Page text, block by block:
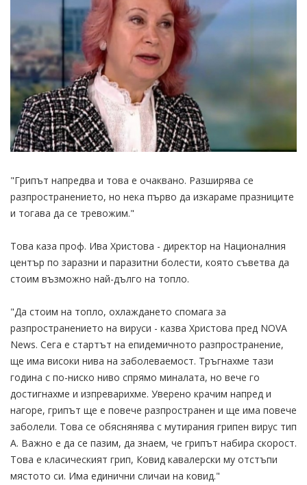
"Грипът напредва и това е очаквано. Разширява се
разпространението, но нека първо да изкараме празниците
и тогава да се тревожим."
Това каза проф. Ива Христова - директор на Националния
център по заразни и паразитни болести, която съветва да
стоим възможно най-дълго на топло.
"Да стоим на топло, охлаждането спомага за
разпространението на вируси - казва Христова пред NOVA
News. Сега е стартът на епидемичното разпространение,
ще има високи нива на заболеваемост. Тръгнахме тази
година с по-ниско ниво спрямо миналата, но вече го
достигнахме и изпреварихме. Уверено крачим напред и
нагоре, грипът ще е повече разпространен и ще има повече
заболели. Това се обяснянява с мутирания грипен вирус тип
А. Важно е да се пазим, да знаем, че грипът набира скорост.
Това е класическият грип, Ковид кавалерски му отстъпи
мястото си. Има единични сличаи на ковид."